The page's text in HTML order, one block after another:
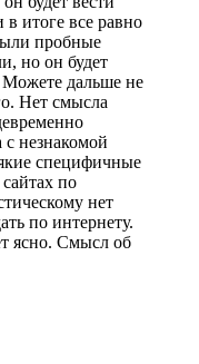
в итоге все равно
пробные
но он будет
Можете дальше не
Нет смысла
с незнакомой
специфичные
по
нет
по интернету.
ясно. Смысл об